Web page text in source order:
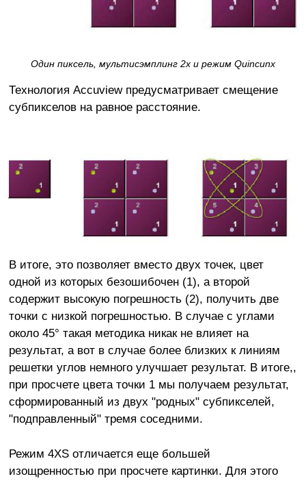
Один пиксель, мультисэмплинг 2х и режим Quincunx
Технология Accuview предусматривает смещение
субпикселов на равное расстояние.
В итоге, это позволяет вместо двух точек, цвет
одной из которых безошибочен (1), а второй
содержит высокую погрешность (2), получить две
точки с низкой погрешностью. В случае с углами
около 45° такая методика никак не влияет на
результат, а вот в случае более близких к линиям
решетки углов немного улучшает результат. В итоге,,
при просчете цвета точки 1 мы получаем результат,
сформированный из двух "родных" субпикселей,
"подправленный" тремя соседними.
Режим 4XS отличается еще большей
изощренностью при просчете картинки. Для этого